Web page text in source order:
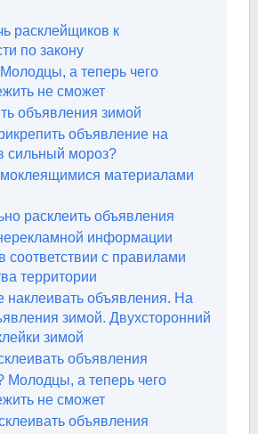
расклейщиков к
по закону
а теперь чего
не сможет
объявления зимой
объявление на
сильный мороз?
материалами
расклеить объявления
информации
соответствии с правилами
территории
наклеивать объявления. На
зимой. Двухсторонний
зимой
объявления
Молодцы, а теперь чего
не сможет
объявления